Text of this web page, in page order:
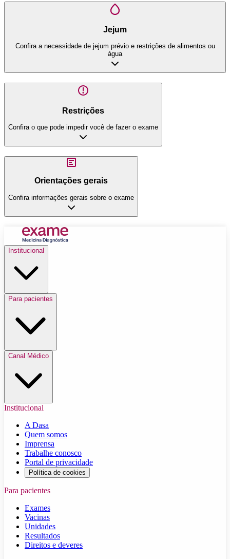
Jejum
Confira a necessidade de jejum prévio e restrições de alimentos ou
água
Restrições
Confira o que pode impedir você de fazer o exame
Orientações gerais
Confira informações gerais sobre o exame
Institucional
Para pacientes
Canal Médico
Institucional
A Dasa
Quem somos
Imprensa
Trabalhe conosco
Portal de privacidade
Política de cookies
Para pacientes
Exames
Vacinas
Unidades
Resultados
Direitos e deveres